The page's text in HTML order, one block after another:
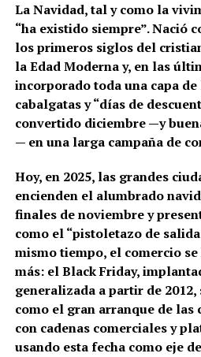
La Navidad, tal y como la
“ha existido siempre”. Nació
los primeros siglos del
la Edad Moderna y, en las
incorporado toda una capa de
cabalgatas y “días de
convertido diciembre —y
— en una larga campaña de
Hoy, en 2025, las grandes
encienden el alumbrado
finales de noviembre y
como el “pistoletazo de
mismo tiempo, el comercio
más: el Black Friday,
generalizada a partir de
como el gran arranque de las
con cadenas comerciales y
usando esta fecha como eje